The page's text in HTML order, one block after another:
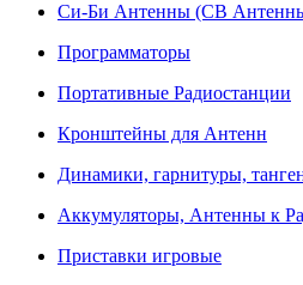
Си-Би Антенны (СВ
Программаторы
Портативные Радиостанции
Кронштейны для Антенн
Динамики, гарнитуры,
Аккумуляторы, Антенны к
Приставки игровые